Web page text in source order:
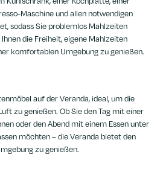
Maschine und allen notwendigen
sodass Sie problemlos Mahlzeiten
die Freiheit, eigene Mahlzeiten
komfortablen Umgebung zu genießen.
auf der Veranda, ideal, um die
zu genießen. Ob Sie den Tag mit einer
oder den Abend mit einem Essen unter
möchten – die Veranda bietet den
zu genießen.